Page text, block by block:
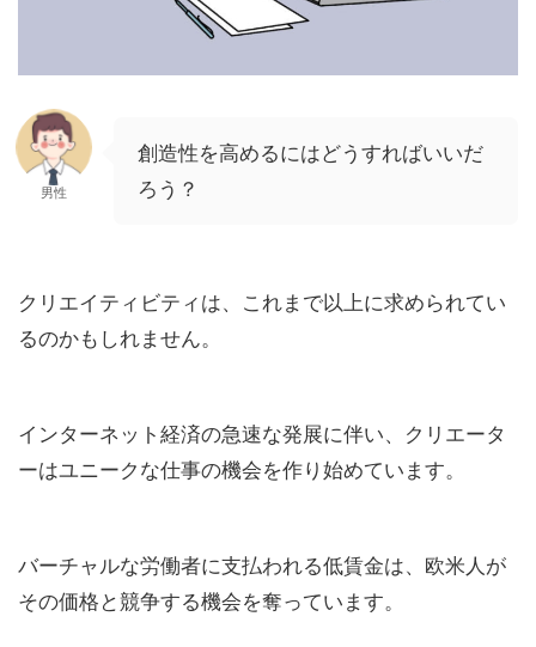
男性
創造性を高めるにはどうすればいいだ
ろう？
クリエイティビティは、これまで以上に求められてい
るのかもしれません。
インターネット経済の急速な発展に伴い、クリエータ
ーはユニークな仕事の機会を作り始めています。
バーチャルな労働者に支払われる低賃金は、欧米人が
その価格と競争する機会を奪っています。